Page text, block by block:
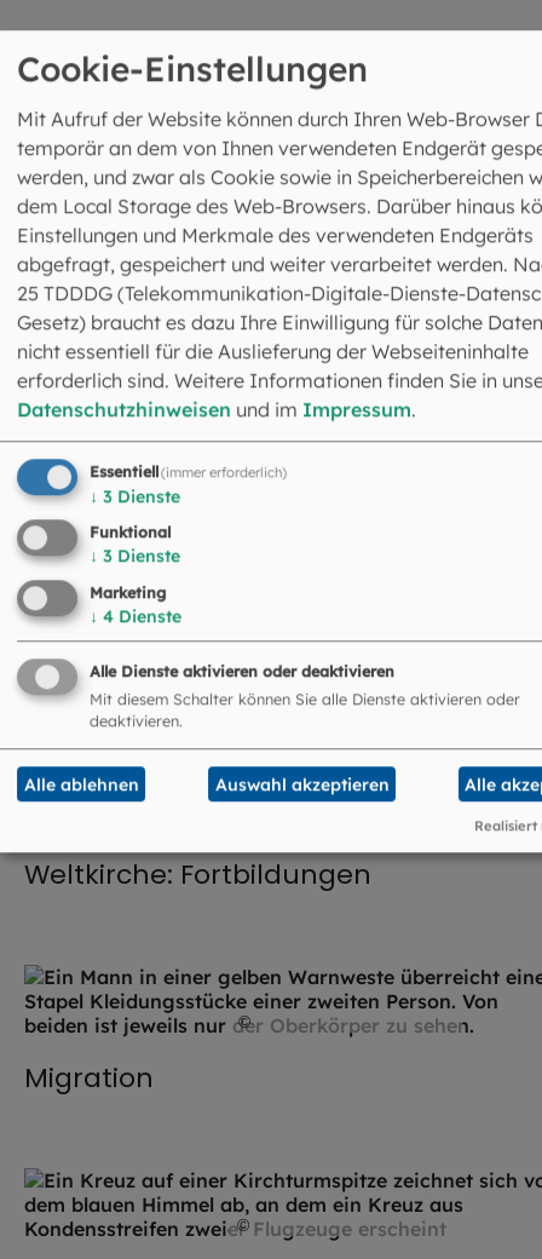
© Robert Kiderle / EOM
Zum Ausleihen und
Bestellen
Bilder für eine Ausstellung, Aufsteller für eine
Installation, Zuspruchkarten für einen
Gottesdienst: Hier finden Sie immer wieder
wechselnde Materialien für Ihre Räume und
Veranstaltungen, die Impulse geben und
besondere Begegnungen ermöglichen können.
Die Angebote zum Ausleihen und Bestellen
richten sich auch, aber nicht nur an Pfarreien und
Pfarrverbände.
MEHR
Weltkirche: Fortbildungen
© Lightning / Adobe Stock
Migration
© Hendrik Steffens / EOM
Cookie-Einstellungen
Mit Aufruf der Website können durch Ihren Web-Browser
temporär an dem von Ihnen verwendeten Endgerät
werden, und zwar als Cookie sowie in Speicherbereichen
dem Local Storage des Web-Browsers. Darüber hinaus
Einstellungen und Merkmale des verwendeten Endgeräts
abgefragt, gespeichert und weiter verarbeitet werden.
25 TDDDG (Telekommunikation-Digitale-Dienste-
Gesetz) braucht es dazu Ihre Einwilligung für solche
nicht essentiell für die Auslieferung der Webseiteninhalte
erforderlich sind. Weitere Informationen finden Sie in
Datenschutzhinweisen und im Impressum.
Essentiell(immer erforderlich)
↓ 3 Dienste
Funktional
↓ 3 Dienste
Marketing
↓ 4 Dienste
Alle Dienste aktivieren oder deaktivieren
Mit diesem Schalter können Sie alle Dienste aktivieren oder
deaktivieren.
Alle ablehnen Auswahl akzeptieren Alle
Realisiert